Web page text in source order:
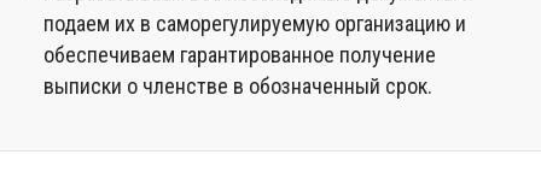
подаем их в саморегулируемую организацию и
обеспечиваем гарантированное получение
выписки о членстве в обозначенный срок.